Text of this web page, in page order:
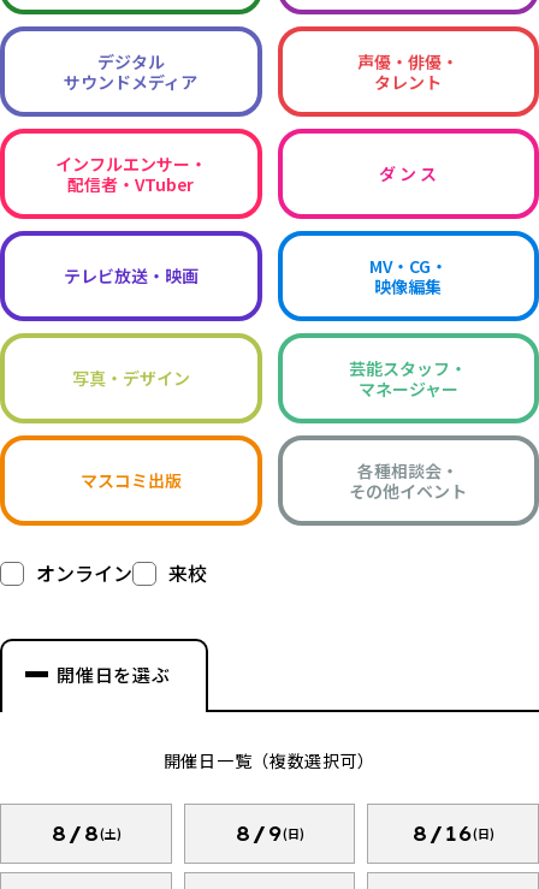
デジタル
サウンドメディア
声優・俳優・
タレント
インフルエンサー・
配信者・VTuber
ダ ン ス
テレビ放送・映画
MV・CG・
映像編集
写真・デザイン
芸能スタッフ・
マネージャー
マスコミ出版
各種相談会・
その他イベント
オンライン 来校
開催日を選ぶ
開催日一覧（複数選択可）
8/8(土) 8/9(日) 8/16(日)